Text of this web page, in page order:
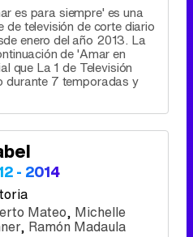
es para siempre' es una
de televisión de corte diario
enero del año 2013. La
de 'Amar en
que La 1 de Televisión
durante 7 temporadas y
- 2014
Mateo, Michelle
, Ramón Madaula